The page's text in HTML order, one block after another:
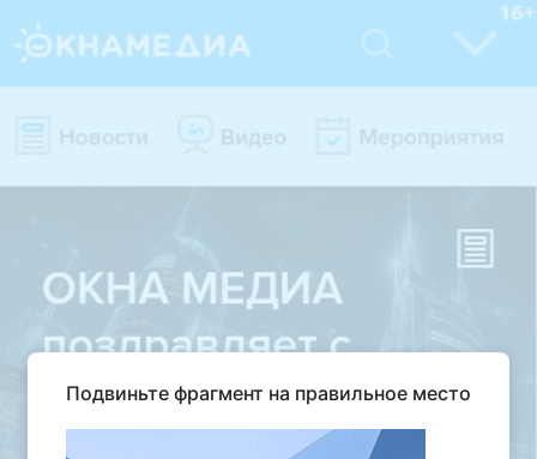
Подвиньте фрагмент на правильное место